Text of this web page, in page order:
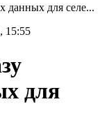
данных для селе...
15:55
для